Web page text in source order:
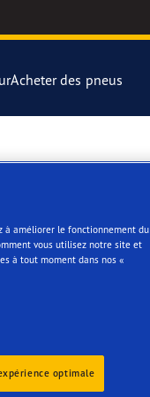
Goodyear Eagle
Acheter des pneus
à améliorer le fonctionnement du
vous utilisez notre site et
à tout moment dans nos «
optimale